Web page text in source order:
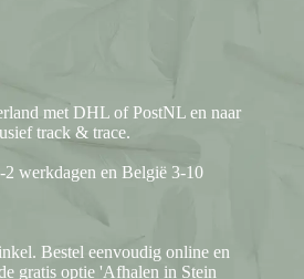
met DHL of PostNL en naar
track & trace.
werkdagen en België 3-10
Bestel eenvoudig online en
gratis optie 'Afhalen in Stein